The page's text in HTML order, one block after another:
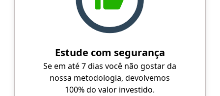
Estude com segurança
Se em até 7 dias você não gostar da
nossa metodologia, devolvemos
100% do valor investido.